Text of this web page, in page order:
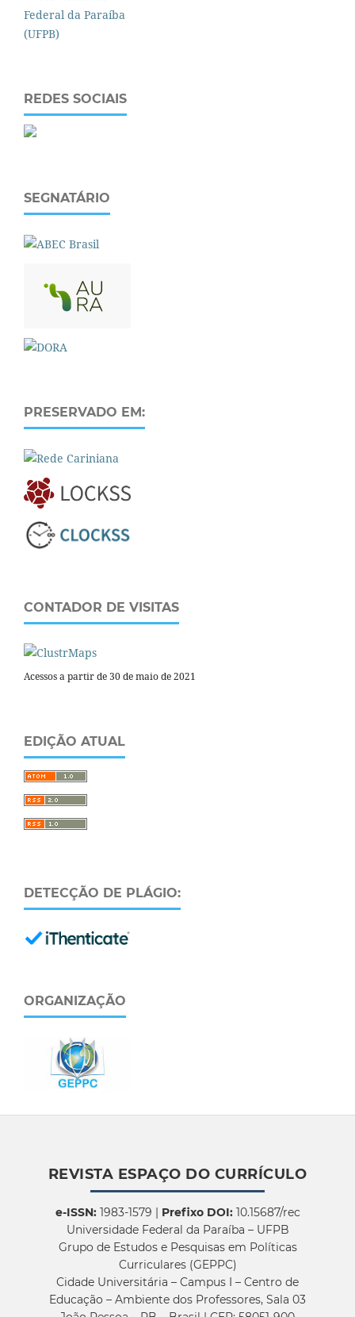
REDES SOCIAIS
SEGNATÁRIO
PRESERVADO EM:
CONTADOR DE VISITAS
Acessos a partir de 30 de maio de 2021
EDIÇÃO ATUAL
DETECÇÃO DE PLÁGIO:
ORGANIZAÇÃO
REVISTA ESPAÇO DO CURRÍCULO
e-ISSN:1983-1579 | Prefixo DOI:10.15687/rec
Universidade Federal da Paraíba – UFPB
Grupo de Estudos e Pesquisas em Políticas
Curriculares (GEPPC)
Cidade Universitária – Campus I – Centro de
Educação – Ambiente dos Professores, Sala 03